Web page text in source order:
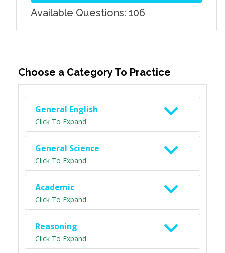
Available Questions: 106
Choose a Category To Practice
General English
Click To Expand
General Science
Click To Expand
Academic
Click To Expand
Reasoning
Click To Expand